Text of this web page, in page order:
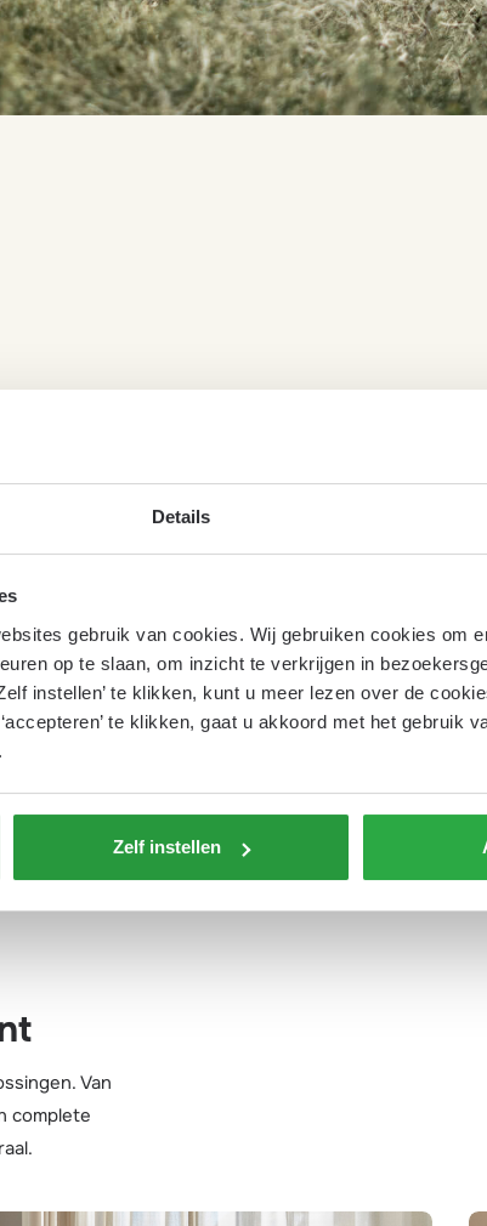
Details
gebruik van cookies. Wij gebruiken cookies om
op te slaan, om inzicht te verkrijgen in
instellen’ te klikken, kunt u meer lezen over de
te klikken, gaat u akkoord met het gebruik
.
Zelf instellen
en aarde.
in alles wat we
slimme processen. Zo
we niet alleen onze producten en
maar ook onze mensen.
Van
complete